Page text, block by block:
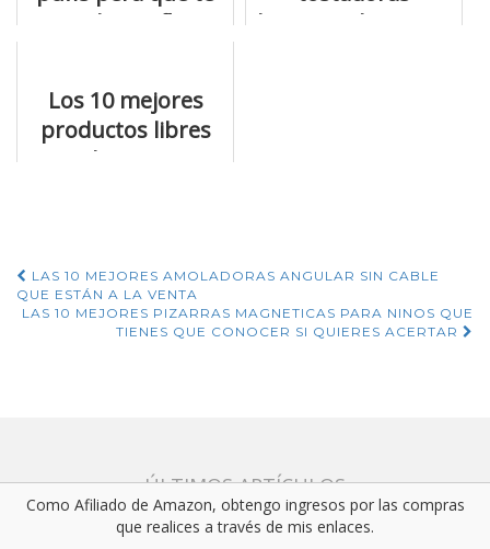
van a hacer flipar
horizontal para no
Los 10 mejores
productos libres
plastico y
Navegación
de
LAS 10 MEJORES AMOLADORAS ANGULAR SIN CABLE
QUE ESTÁN A LA VENTA
LAS 10 MEJORES PIZARRAS MAGNETICAS PARA NINOS QUE
TIENES QUE CONOCER SI QUIERES ACERTAR
ÚLTIMOS ARTÍCULOS
Los 10 mejores mezcladores planetarios que debes conocer
Como Afiliado de Amazon, obtengo ingresos por las compras
que realices a través de mis enlaces.